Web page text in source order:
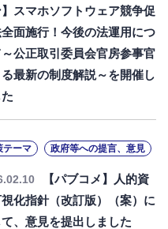
スマホソフトウェア競争促
面施行！今後の法運用につ
公正取引委員会官房参事官
最新の制度解説～を開催し
テーマ 政府等への提言、意見
【パブコメ】人的資
化指針（改訂版）（案）に
、意見を提出しました